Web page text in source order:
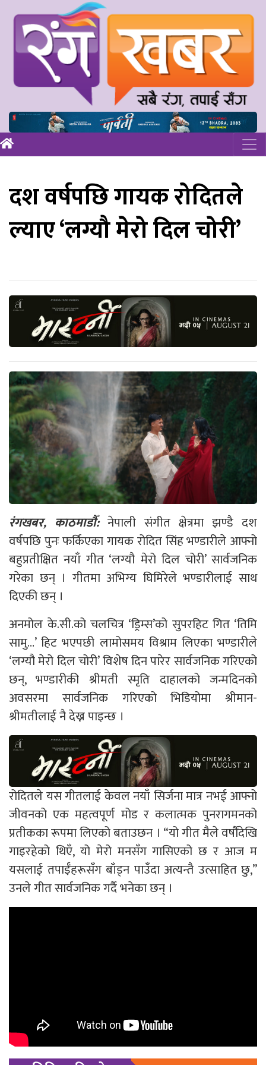
दश वर्षपछि गायक रोदितले
ल्याए ‘लग्यौ मेरो दिल चोरी’
रंगखबर, काठमाडौँ:नेपाली संगीत क्षेत्रमा झण्डै दश
वर्षपछि पुनः फर्किएका गायक रोदित सिंह भण्डारीले आफ्नो
बहुप्रतीक्षित नयाँ गीत ‘लग्यौ मेरो दिल चोरी’ सार्वजनिक
गरेका छन् । गीतमा अभिग्य घिमिरेले भण्डारीलाई साथ
दिएकी छन् ।
अनमोल के.सी.को चलचित्र ‘ड्रिम्स’को सुपरहिट गित ‘तिमि
सामु…’ हिट भएपछी लामोसमय विश्राम लिएका भण्डारीले
‘लग्यौ मेरो दिल चोरी’ विशेष दिन पारेर सार्वजनिक गरिएको
छन्, भण्डारीकी श्रीमती स्मृति दाहालको जन्मदिनको
अवसरमा सार्वजनिक गरिएको भिडियोमा श्रीमान-
श्रीमतीलाई नै देख्न पाइन्छ ।
रोदितले यस गीतलाई केवल नयाँ सिर्जना मात्र नभई आफ्नो
जीवनको एक महत्वपूर्ण मोड र कलात्मक पुनरागमनको
प्रतीकका रूपमा लिएको बताउछन । “यो गीत मैले वर्षौंदेखि
गाइरहेको थिएँ, यो मेरो मनसँग गासिएको छ र आज म
यसलाई तपाईँहरूसँग बाँड्न पाउँदा अत्यन्तै उत्साहित छु,”
उनले गीत सार्वजनिक गर्दै भनेका छन् ।